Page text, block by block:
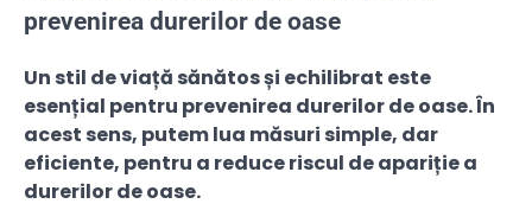
prevenirea durerilor de oase
Un stil de viață sănătos și echilibrat este
esențial pentru prevenirea durerilor de oase. În
acest sens, putem lua măsuri simple, dar
eficiente, pentru a reduce riscul de apariție a
durerilor de oase.